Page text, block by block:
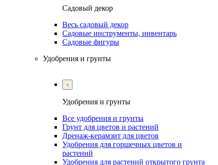
Садовый декор
Весь садовый декор
Садовые инструменты, инвентарь
Садовые фигуры
Удобрения и грунты
Удобрения и грунты
Все удобрения и грунты
Грунт для цветов и растений
Дренаж-керамзит для цветов
Удобрения для горшечных цветов и
растений
Удобрения для растений открытого грунта